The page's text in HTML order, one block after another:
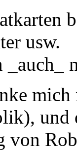
usw.
und
von